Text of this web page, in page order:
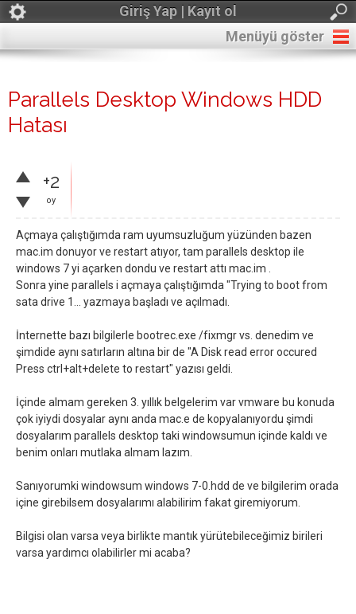
Giriş Yap | Kayıt ol
Menüyü göster
Parallels Desktop Windows HDD
Hatası
+2
oy
Açmaya çalıştığımda ram uyumsuzluğum yüzünden bazen
mac.im donuyor ve restart atıyor, tam parallels desktop ile
windows 7 yi açarken dondu ve restart attı mac.im .
Sonra yine parallels i açmaya çalıştığımda "Trying to boot from
sata drive 1... yazmaya başladı ve açılmadı.
İnternette bazı bilgilerle bootrec.exe /fixmgr vs. denedim ve
şimdide aynı satırların altına bir de "A Disk read error occured
Press ctrl+alt+delete to restart" yazısı geldi.
İçinde almam gereken 3. yıllık belgelerim var vmware bu konuda
çok iyiydi dosyalar aynı anda mac.e de kopyalanıyordu şimdi
dosyalarım parallels desktop taki windowsumun içinde kaldı ve
benim onları mutlaka almam lazım.
Sanıyorumki windowsum windows 7-0.hdd de ve bilgilerim orada
içine girebilsem dosyalarımı alabilirim fakat giremiyorum.
Bilgisi olan varsa veya birlikte mantık yürütebileceğimiz birileri
varsa yardımcı olabilirler mi acaba?